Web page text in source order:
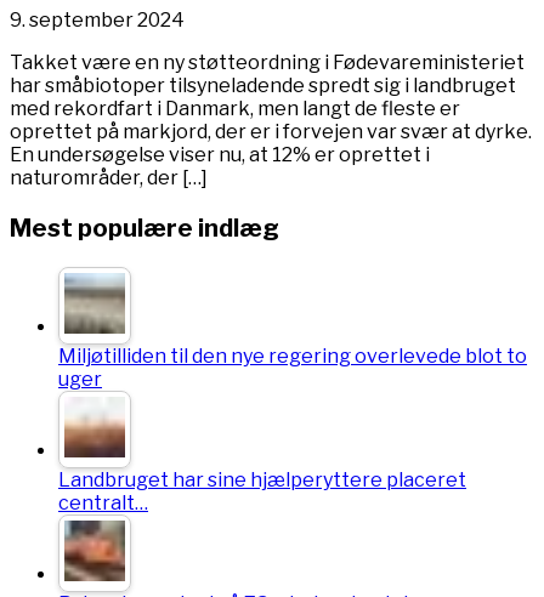
9. september 2024
Takket være en ny støtteordning i Fødevareministeriet
har småbiotoper tilsyneladende spredt sig i landbruget
med rekordfart i Danmark, men langt de fleste er
oprettet på markjord, der er i forvejen var svær at dyrke.
En undersøgelse viser nu, at 12% er oprettet i
naturområder, der […]
Mest populære indlæg
Miljøtilliden til den nye regering overlevede blot to
uger
Landbruget har sine hjælperyttere placeret
centralt…